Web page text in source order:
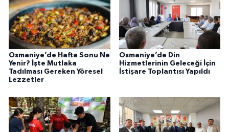
Osmaniye’de Hafta Sonu Ne
Yenir? İşte Mutlaka
Tadılması Gereken Yöresel
Lezzetler
Osmaniye’de Din
Hizmetlerinin Geleceği İçin
İstişare Toplantısı Yapıldı